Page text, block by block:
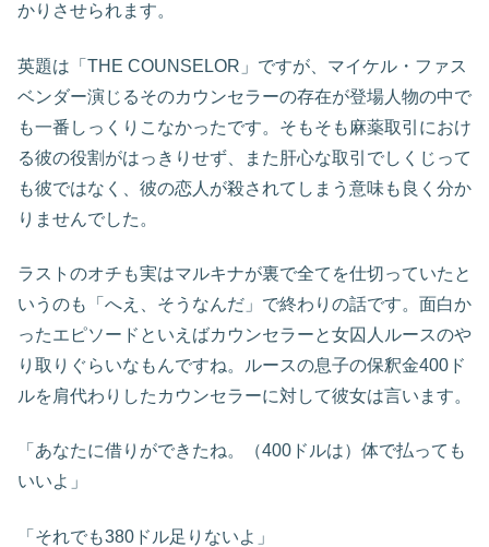
かりさせられます。
英題は「THE COUNSELOR」ですが、マイケル・ファス
ベンダー演じるそのカウンセラーの存在が登場人物の中で
も一番しっくりこなかったです。そもそも麻薬取引におけ
る彼の役割がはっきりせず、また肝心な取引でしくじって
も彼ではなく、彼の恋人が殺されてしまう意味も良く分か
りませんでした。
ラストのオチも実はマルキナが裏で全てを仕切っていたと
いうのも「へえ、そうなんだ」で終わりの話です。面白か
ったエピソードといえばカウンセラーと女囚人ルースのや
り取りぐらいなもんですね。ルースの息子の保釈金400ド
ルを肩代わりしたカウンセラーに対して彼女は言います。
「あなたに借りができたね。（400ドルは）体で払っても
いいよ」
「それでも380ドル足りないよ」